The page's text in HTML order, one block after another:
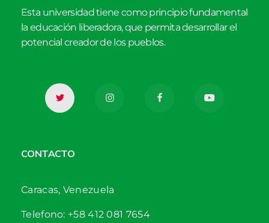
Esta universidad tiene como principio fundamental
la educación liberadora, que permita desarrollar el
potencial creador de los pueblos.
CONTACTO
Caracas, Venezuela
Telefono: +58 412 081 7654